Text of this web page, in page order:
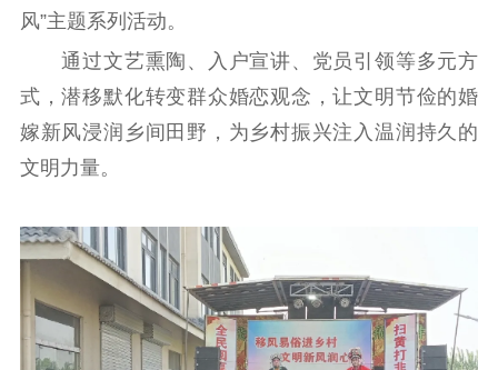
理论学习
哲学社科
社科强省 工作通知
成果集萃
主题宣传 对外宣传
记者之家
品牌栏目
文化文艺
风”主题系列活动。
通过文艺熏陶、入户宣讲、党员引领等多元方
式，潜移默化转变群众婚恋观念，让文明节俭的婚
嫁新风浸润乡间田野，为乡村振兴注入温润持久的
文明力量。